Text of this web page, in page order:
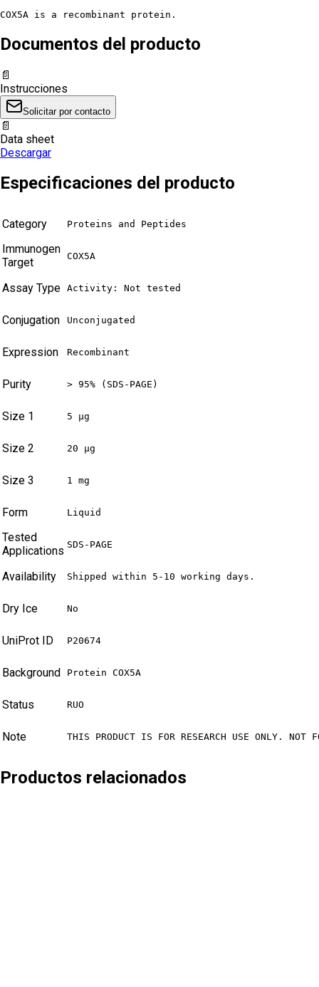
COX5A is a recombinant protein.
Documentos del producto
📄
Instrucciones
Solicitar por contacto
📄
Data sheet
Descargar
Especificaciones del producto
Category Proteins and Peptides
Immunogen
Target
COX5A
Assay Type Activity: Not tested
Conjugation Unconjugated
Expression Recombinant
Purity > 95% (SDS-PAGE)
Size 1 5 µg
Size 2 20 µg
Size 3 1 mg
Form Liquid
Tested
Applications SDS-PAGE
Availability Shipped within 5-10 working days.
Dry Ice No
UniProt ID P20674
Background Protein COX5A
Status RUO
Note THIS PRODUCT IS FOR RESEARCH USE ONLY. NOT
Productos relacionados